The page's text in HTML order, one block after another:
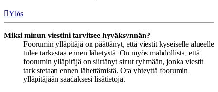
Ylös
Miksi minun viestini tarvitsee hyväksynnän?
Foorumin ylläpitäjä on päättänyt, että viestit kyseiselle alueelle
tulee tarkastaa ennen lähetystä. On myös mahdollista, että
foorumin ylläpitäjä on siirtänyt sinut ryhmään, jonka viestit
tarkistetaan ennen lähettämistä. Ota yhteyttä foorumin
ylläpitäjään saadaksesi lisätietoja.